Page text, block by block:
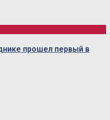
прошел первый в